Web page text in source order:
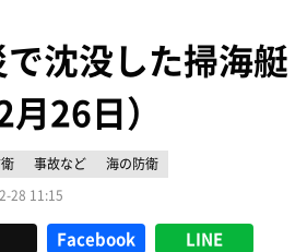
沈没した掃海艇
月26日）
事故など
海の防衛
28 11:15
Facebook LINE